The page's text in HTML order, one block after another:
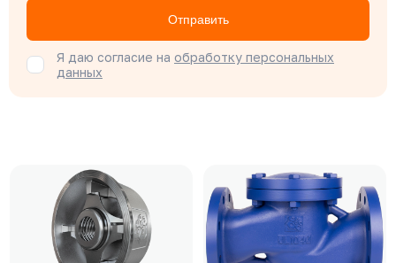
Отправить
Я даю согласие на обработку персональных
данных